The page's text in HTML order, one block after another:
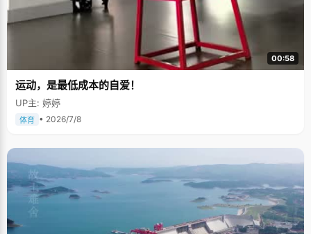
00:58
运动，是最低成本的自爱！
UP主: 婷婷
体育 • 2026/7/8